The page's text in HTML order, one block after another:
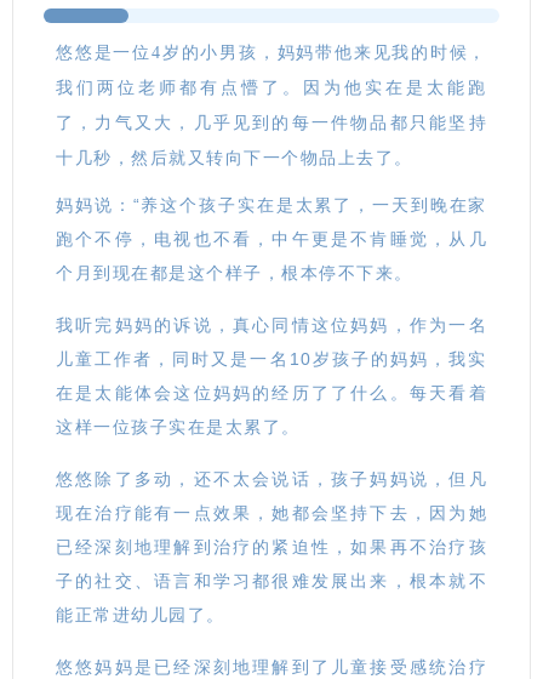
悠悠是一位4岁的小男孩，妈妈带他来见我的时候，
我们两位老师都有点懵了。因为他实在是太能跑
了，力气又大，几乎见到的每一件物品都只能坚持
十几秒，然后就又转向下一个物品上去了。
妈妈说：“养这个孩子实在是太累了，一天到晚在家
跑个不停，电视也不看，中午更是不肯睡觉，从几
个月到现在都是这个样子，根本停不下来。
我听完妈妈的诉说，真心同情这位妈妈，作为一名
儿童工作者，同时又是一名10岁孩子的妈妈，我实
在是太能体会这位妈妈的经历了了什么。每天看着
这样一位孩子实在是太累了。
悠悠除了多动，还不太会说话，孩子妈妈说，但凡
现在治疗能有一点效果，她都会坚持下去，因为她
已经深刻地理解到治疗的紧迫性，如果再不治疗孩
子的社交、语言和学习都很难发展出来，根本就不
能正常进幼儿园了。
悠悠妈妈是已经深刻地理解到了儿童接受感统治疗